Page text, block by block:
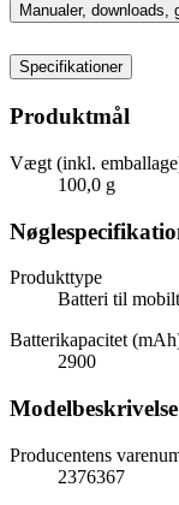
Manualer, downloads,
Specifikationer
Produktmål
Vægt (inkl.
100,0 g
Produkttype
Batteri til
Batterikapacitet
2900
Modelbeskrivelse
Producentens
2376367